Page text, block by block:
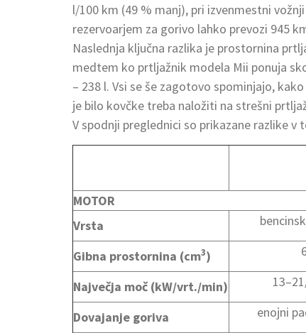
l/100 km (49 % manj), pri izvenmestni
rezervoarjem za gorivo lahko prevozi 945
Naslednja ključna razlika je prostornina
medtem ko prtljažnik modela Mii ponuja
– 238 l. Vsi se še zagotovo spominjajo,
je bilo kovčke treba naložiti na strešni
V spodnji preglednici so prikazane razlike v
MOTOR
Vrsta
Gibna prostornina (cm3)
Največja moč (kW/vrt./min)
Dovajanje goriva enojni